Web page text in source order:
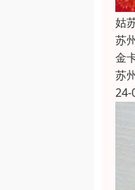
姑
苏
金
苏
24-